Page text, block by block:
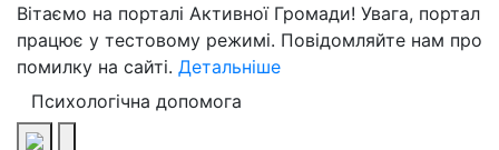
Вітаємо на порталі Активної Громади! Увага, портал
працює у тестовому режимі. Повідомляйте нам про
помилку на сайті. Детальніше
Психологічна допомога